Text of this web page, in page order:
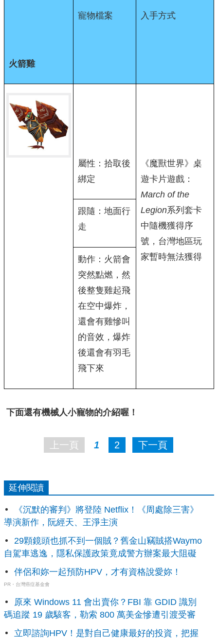
火箭雞
寵物檔案 入手方式
屬性：拾取後
綁定
《魔獸世界》桌
遊卡片遊戲：
March of the
Legion系列套卡
中隨機獲得序
號，台灣地區玩
家暫時無法獲得
跟隨：地面行
走
動作：火箭會
突然點燃，然
後整隻雞起飛
在空中爆炸，
還會有雞慘叫
的音效，爆炸
後還會有羽毛
飛下來
下面還有機械人小寵物的介紹喔！
上一頁 1 2 下一頁
延伸閱讀
《沉默的審判》將登陸 Netflix！《周處除三害》
導演新作，阮經天、王淨主演
29顆鏡頭也抓不到一個賊？舊金山竊賊搭Waymo
自駕車逃逸，隱私保護政策竟成警方辦案最大阻礙
伴侶和妳一起預防HPV，才有資格說愛妳！
PR・台灣癌症基金會
原來 Windows 11 會出賣你？FBI 靠 GDID 識別
碼追蹤 19 歲駭客，勒索 800 萬美金慘遭引渡受審
立即諮詢HPV！是對自己健康最好的投資，把握